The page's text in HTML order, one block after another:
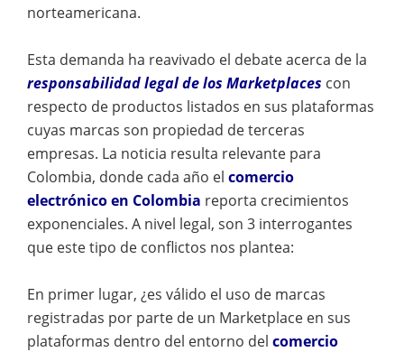
norteamericana.
Esta demanda ha reavivado el debate acerca de la
responsabilidad legal de los Marketplaces con
respecto de productos listados en sus plataformas
cuyas marcas son propiedad de terceras
empresas. La noticia resulta relevante para
Colombia, donde cada año el comercio
electrónico en Colombia reporta crecimientos
exponenciales. A nivel legal, son 3 interrogantes
que este tipo de conflictos nos plantea:
En primer lugar, ¿es válido el uso de marcas
registradas por parte de un Marketplace en sus
plataformas dentro del entorno del comercio